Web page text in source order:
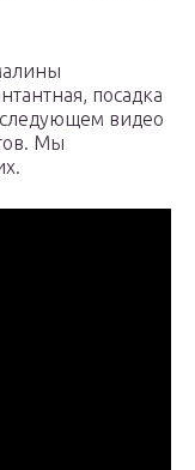
посадка
видео
Мы